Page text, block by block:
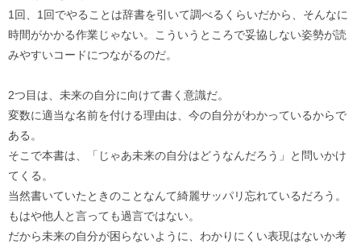
1回、1回でやることは辞書を引いて調べるくらいだから、そんなに
時間がかかる作業じゃない。こういうところで妥協しない姿勢が読
みやすいコードにつながるのだ。
2つ目は、未来の自分に向けて書く意識だ。
変数に適当な名前を付ける理由は、今の自分がわかっているからで
ある。
そこで本書は、「じゃあ未来の自分はどうなんだろう」と問いかけ
てくる。
当然書いていたときのことなんて綺麗サッパリ忘れているだろう。
もはや他人と言っても過言ではない。
だから未来の自分が困らないように、わかりにくい表現はないか考